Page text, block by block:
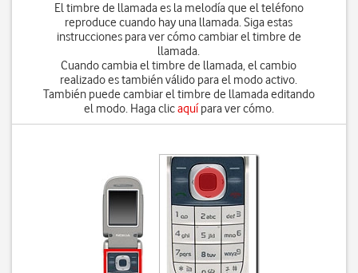
El timbre de llamada es la melodía que el teléfono
reproduce cuando hay una llamada. Siga estas
instrucciones para ver cómo cambiar el timbre de
llamada.
Cuando cambia el timbre de llamada, el cambio
realizado es también válido para el modo activo.
También puede cambiar el timbre de llamada editando
el modo. Haga clicaquípara ver cómo.